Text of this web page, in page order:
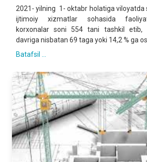
2021- yilning 1- oktabr holatiga viloyatda
ijtimoiy xizmatlar sohasida faoliyat
korxonalar soni 554 tani tashkil etib,
davriga nisbatan 69 taga yoki 14,2 % ga
Batafsil ...